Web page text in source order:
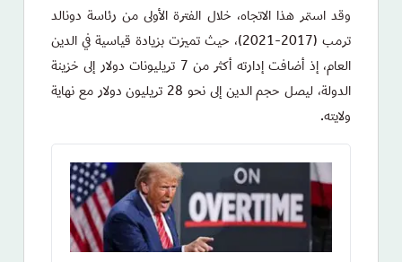
وقد استمر هذا الاتجاه، خلال الفترة الأولى من رئاسة دونالد
ترمب (2017-2021)، حيث تميزت بزيادة قياسية في الدين
العام، إذ أضافت إدارته أكثر من 7 تريليونات دولار إلى خزينة
الدولة، ليصل حجم الدين إلى نحو 28 تريليون دولار مع نهاية
ولايته.